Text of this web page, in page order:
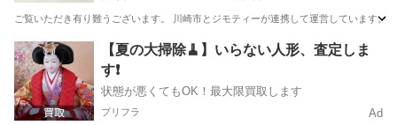
ご覧いただき有り難うございます。 川崎市とジモティーが連携して運営していま
神奈川 食器 リユース
【夏の大掃除🧹】いらない人形、査定しま
す❗️
状態が悪くてもOK！最大限買取します
プリフラ Ad